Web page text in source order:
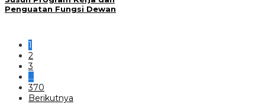
Penguatan Fungsi Dewan
1
2
3
…
370
Berikutnya